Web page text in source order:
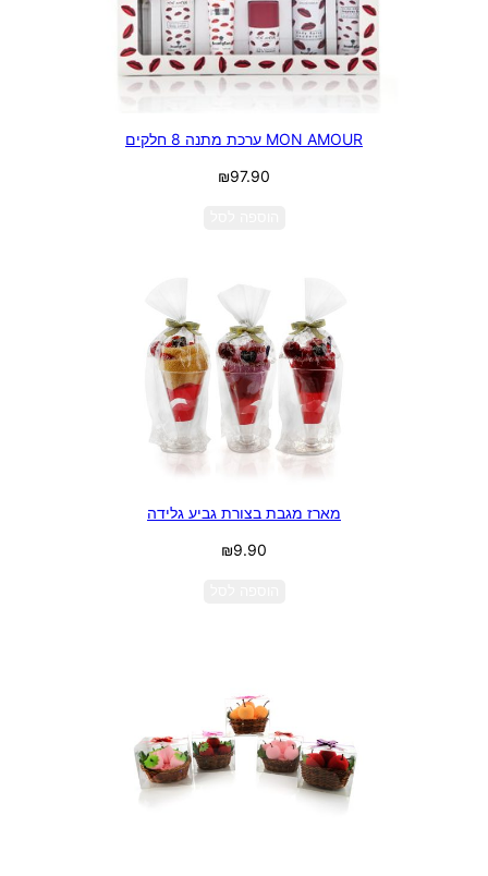
MON AMOUR ערכת מתנה 8 חלקים
₪97.90
מארז מגבת בצורת גביע גלידה
₪9.90